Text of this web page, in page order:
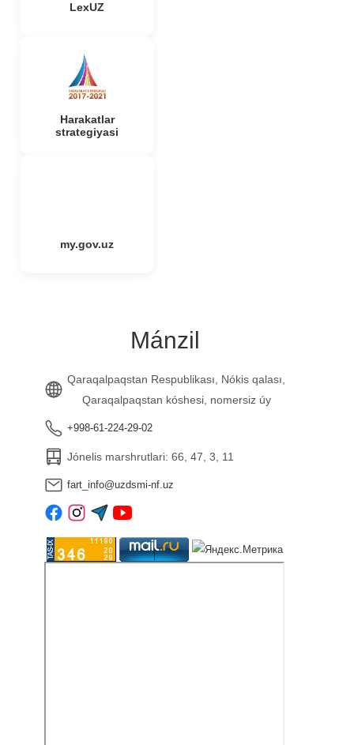
LexUZ
Harakatlar
strategiyasi
my.gov.uz
Mánzil
Qaraqalpaqstan Respublikası, Nókis qalası,
Qaraqalpaqstan kóshesi, nomersiz úy
+998-61-224-29-02
Jónelis marshrutlari: 66, 47, 3, 11
fart_info@uzdsmi-nf.uz